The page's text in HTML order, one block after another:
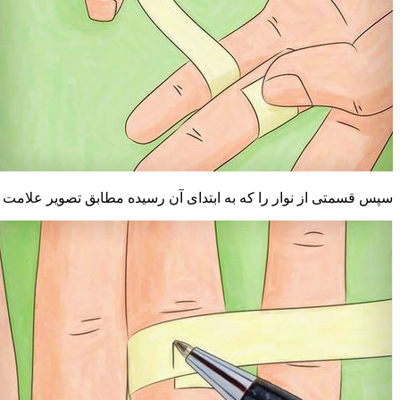
سپس قسمتی از نوار را که به ابتدای آن رسیده مطابق تصویر علامت